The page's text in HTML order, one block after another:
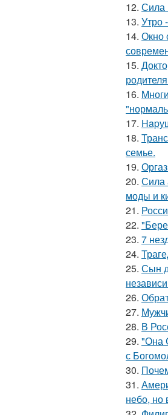
12. Сила
13. Утро
14. Окно
15.
16.
17.
18.
семье.
19.
20. Сила
моды и
21.
22.
23. 7
24.
25. Сын
26.
27.
28. В
29. "Она
с
30.
31.
небо, но